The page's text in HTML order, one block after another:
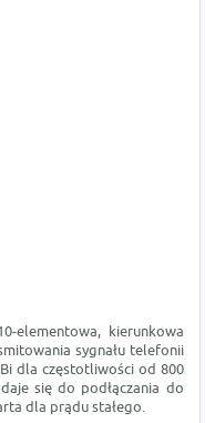
elementowa, kierunkowa
sygnału telefonii
dla częstotliwości od 800
się do podłączania do
dla prądu stałego.